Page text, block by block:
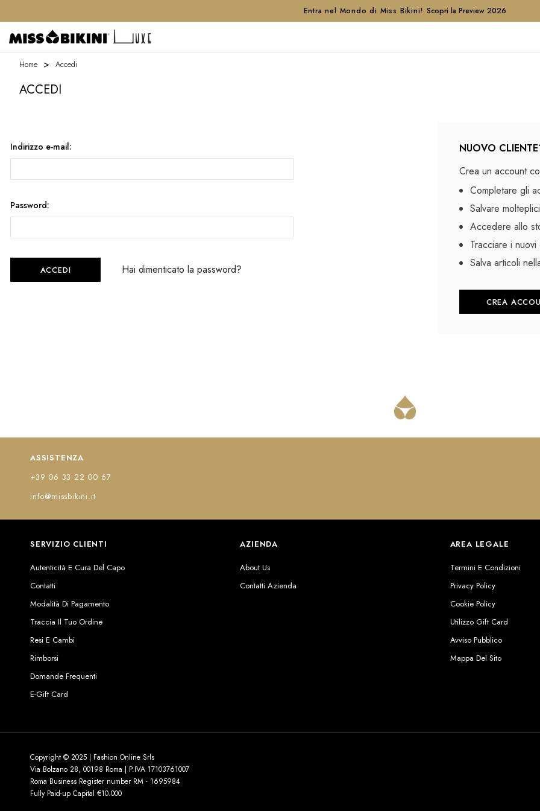
Entra nel Mondo di Miss Bikini! Scopri la Preview 2026
Home Accedi
ACCEDI
Indirizzo e-mail:
Password:
Hai dimenticato la password?
NUOVO
Crea un account
Completare gli
Salvare
Accedere allo
Tracciare i
Salva articoli
CREA
ASSISTENZA
+39 06 33 22 00 67
info@missbikini.it
SERVIZIO CLIENTI
Autenticità E Cura Del Capo
Contatti
Modalità Di Pagamento
Traccia Il Tuo Ordine
Resi E Cambi
Rimborsi
Domande Frequenti
E-Gift Card
AZIENDA
About Us
Contatti Azienda
AREA LEGALE
Termini E Condizioni
Privacy Policy
Cookie Policy
Utilizzo Gift Card
Avviso Pubblico
Mappa Del Sito
Copyright © 2025 | Fashion Online Srls
Via Bolzano 28, 00198 Roma | P.IVA 17103761007
Roma Business Register number RM - 1695984
Fully Paid-up Capital €10.000